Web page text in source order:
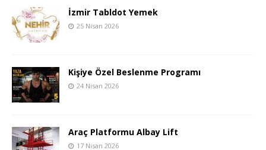
İzmir Tabldot Yemek
25 Nisan 2026
Kişiye Özel Beslenme Programı
24 Nisan 2026
Araç Platformu Albay Lift
17 Nisan 2026